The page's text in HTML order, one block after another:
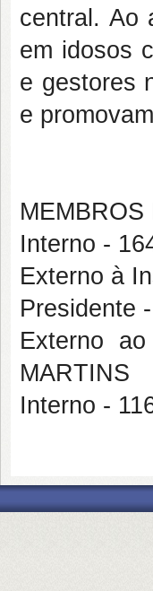
central. Ao
em idosos
e gestores
e
MEMBROS
Interno -
Externo à
Presidente
Externo
MARTINS
Interno -